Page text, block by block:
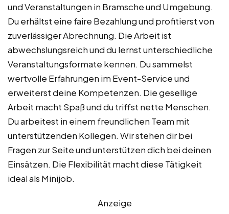
und Veranstaltungen in Bramsche und Umgebung.
Du erhältst eine faire Bezahlung und profitierst von
zuverlässiger Abrechnung. Die Arbeit ist
abwechslungsreich und du lernst unterschiedliche
Veranstaltungsformate kennen. Du sammelst
wertvolle Erfahrungen im Event-Service und
erweiterst deine Kompetenzen. Die gesellige
Arbeit macht Spaß und du triffst nette Menschen.
Du arbeitest in einem freundlichen Team mit
unterstützenden Kollegen. Wir stehen dir bei
Fragen zur Seite und unterstützen dich bei deinen
Einsätzen. Die Flexibilität macht diese Tätigkeit
ideal als Minijob.
Anzeige